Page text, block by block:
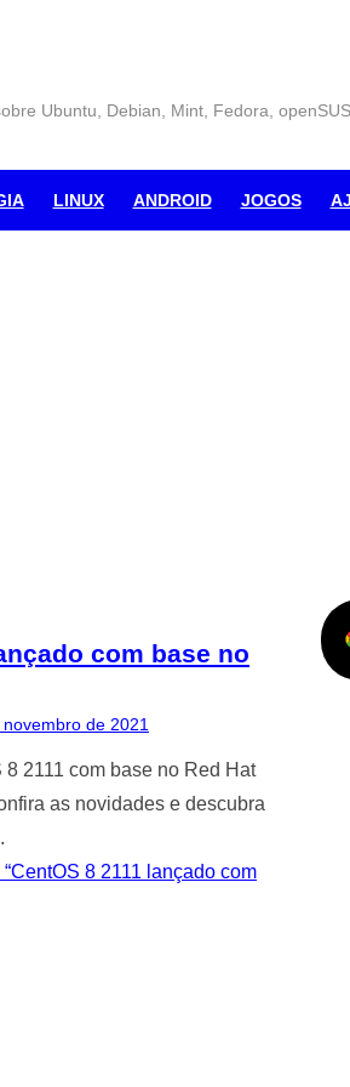
Ubuntu, Debian, Mint, Fedora,
LINUX ANDROID JOGOS
com base no
de 2021
2111 com base no Red Hat
as novidades e descubra
8 2111 lançado com